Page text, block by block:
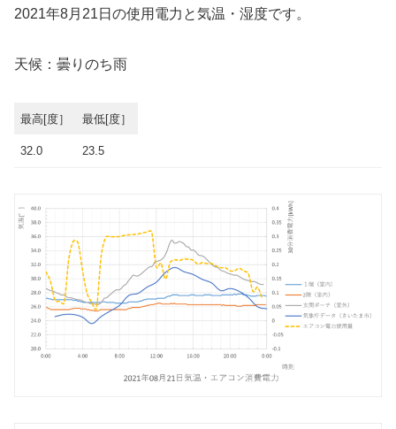
2021年8月21日の使用電力と気温・湿度です。
天候：曇りのち雨
最高[度］ 最低[度］
32.0 23.5